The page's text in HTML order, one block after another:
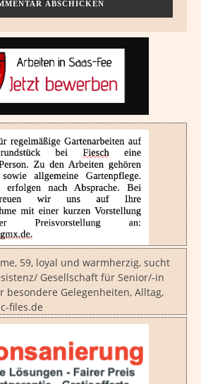
59, loyal und warmherzig, sucht
Gesellschaft für Senior/-in
besondere Gelegenheiten, Alltag,
files.de